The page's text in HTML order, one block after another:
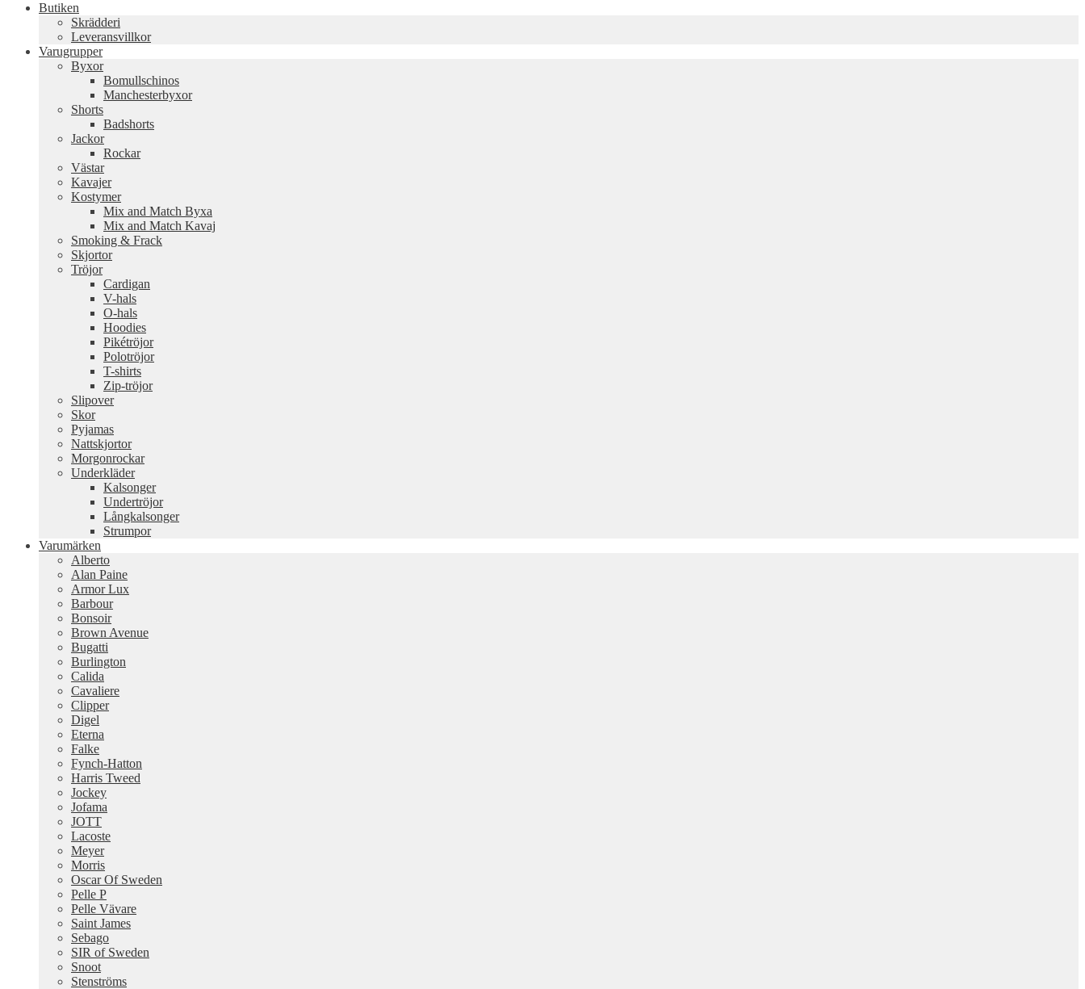
Butiken
Skrädderi
Leveransvillkor
Varugrupper
Byxor
Bomullschinos
Manchesterbyxor
Shorts
Badshorts
Jackor
Rockar
Västar
Kavajer
Kostymer
Mix and Match Byxa
Mix and Match Kavaj
Smoking & Frack
Skjortor
Tröjor
Cardigan
V-hals
O-hals
Hoodies
Pikétröjor
Polotröjor
T-shirts
Zip-tröjor
Slipover
Skor
Pyjamas
Nattskjortor
Morgonrockar
Underkläder
Kalsonger
Undertröjor
Långkalsonger
Strumpor
Varumärken
Alberto
Alan Paine
Armor Lux
Barbour
Bonsoir
Brown Avenue
Bugatti
Burlington
Calida
Cavaliere
Clipper
Digel
Eterna
Falke
Fynch-Hatton
Harris Tweed
Jockey
Jofama
JOTT
Lacoste
Meyer
Morris
Oscar Of Sweden
Pelle P
Pelle Vävare
Saint James
Sebago
SIR of Sweden
Snoot
Stenströms